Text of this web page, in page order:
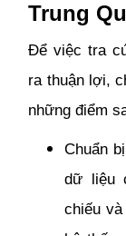
Trung
Để việc tra
ra thuận lợi,
những điểm
Chuẩn
dữ liệu
chiếu